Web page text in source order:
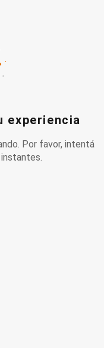
experiencia
Por favor, intentá